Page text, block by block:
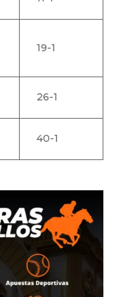
19-1
26-1
40-1